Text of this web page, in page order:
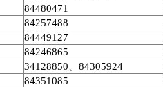
84480471
84257488
84449127
84246865
34128850 84305924
84351085